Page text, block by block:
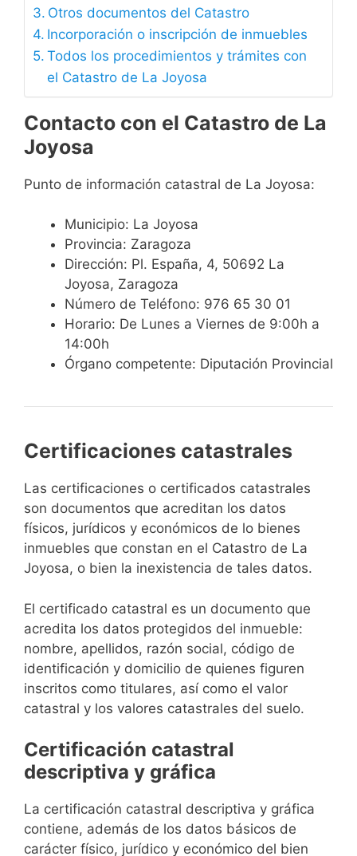
Otros documentos del Catastro
Incorporación o inscripción de inmuebles
Todos los procedimientos y trámites con
el Catastro de La Joyosa
Contacto con el Catastro de La
Joyosa
Punto de información catastral de La Joyosa:
Municipio: La Joyosa
Provincia: Zaragoza
Dirección: Pl. España, 4, 50692 La
Joyosa, Zaragoza
Número de Teléfono: 976 65 30 01
Horario: De Lunes a Viernes de 9:00h a
14:00h
Órgano competente: Diputación Provincial
Certificaciones catastrales
Las certificaciones o certificados catastrales
son documentos que acreditan los datos
físicos, jurídicos y económicos de lo bienes
inmuebles que constan en el Catastro de La
Joyosa, o bien la inexistencia de tales datos.
El certificado catastral es un documento que
acredita los datos protegidos del inmueble:
nombre, apellidos, razón social, código de
identificación y domicilio de quienes figuren
inscritos como titulares, así como el valor
catastral y los valores catastrales del suelo.
Certificación catastral
descriptiva y gráfica
La certificación catastral descriptiva y gráfica
contiene, además de los datos básicos de
carácter físico, jurídico y económico del bien